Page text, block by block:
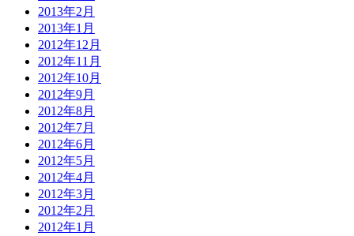
2013年2月
2013年1月
2012年12月
2012年11月
2012年10月
2012年9月
2012年8月
2012年7月
2012年6月
2012年5月
2012年4月
2012年3月
2012年2月
2012年1月